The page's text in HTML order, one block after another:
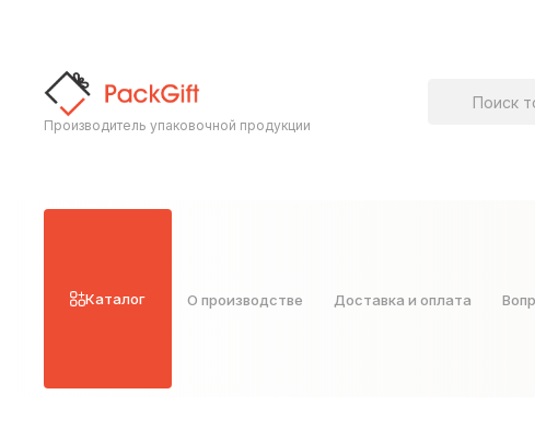
Производитель упаковочной продукции
Каталог О производстве Доставка и оплата